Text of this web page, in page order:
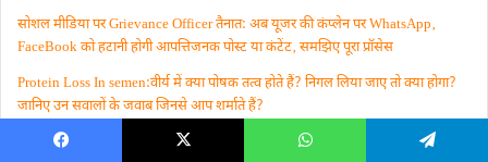
सोशल मीडिया पर Grievance Officer तैनात: अब यूजर की कंप्लेन पर WhatsApp‚
FaceBook को हटानी होगी आपत्तिजनक पोस्ट या कंटेंट‚ समझिए पूरा प्रॉसेस
Protein Loss In semen:वीर्य में क्या पोषक तत्व होते हैं? निगल लिया जाए तो क्या होगा?
जानिए उन सवालों के जवाब जिनसे आप शर्माते हैं?
BJP के नए अध्यक्ष के लिए बैठकें तेज, कौन होगा पार्टी का नया चेहरा? RSS ने रखी खास